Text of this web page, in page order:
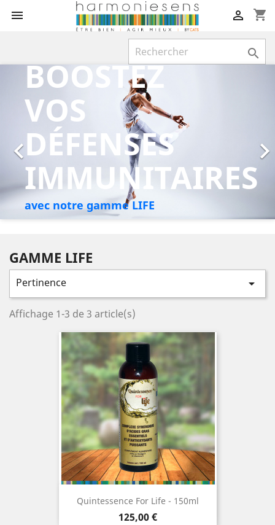
 shopping_cart


BOOSTEZ
VOS
DÉFENSES
IMMUNITAIRES
avec notre gamme LIFE

Précédent
GAMME LIFE
Pertinence 
Affichage 1-3 de 3 article(s)
Quintessence For Life - 150ml
Prix
125,00 €